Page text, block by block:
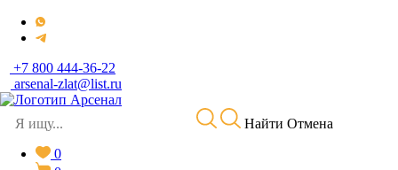
+7 800 444-36-22
arsenal-zlat@list.ru
Найти Отмена
0